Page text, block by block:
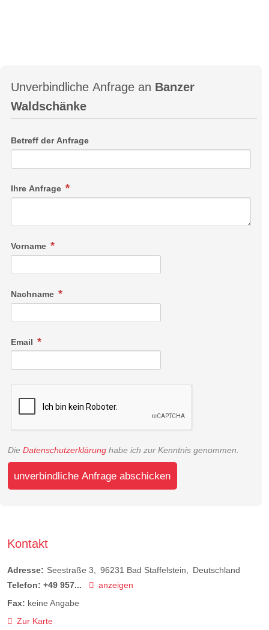
Unverbindliche Anfrage an Banzer
Waldschänke
Betreff der Anfrage
Ihre Anfrage
Vorname
Nachname
Email
Die Datenschutzerklärung habe ich zur Kenntnis genommen.
unverbindliche Anfrage abschicken
Kontakt
Adresse: Seestraße 3 96231 Bad Staffelstein
Deutschland
Telefon: +49 957...
anzeigen
Fax: keine Angabe
Zur Karte